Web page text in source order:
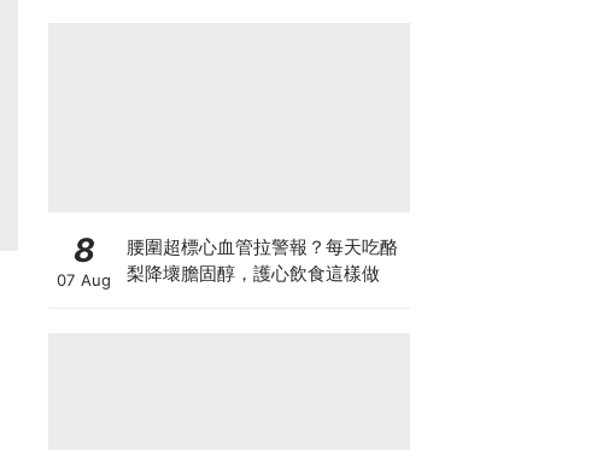
8
07 Aug
腰圍超標心血管拉警報？每天吃酪
梨降壞膽固醇，護心飲食這樣做